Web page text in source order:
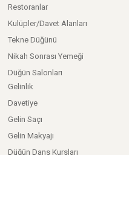
Restoranlar
Kulüpler/Davet Alanları
Tekne Düğünü
Nikah Sonrası Yemeği
Düğün Salonları
Gelinlik
Davetiye
Gelin Saçı
Gelin Makyajı
Düğün Dans Kursları